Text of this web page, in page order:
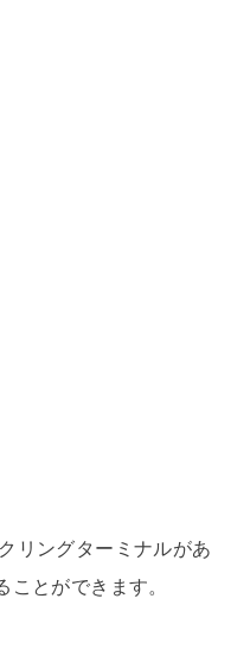
リングターミナルがあ
ことができます。